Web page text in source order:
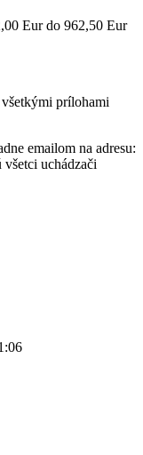
Eur do 962,50 Eur
prílohami
emailom na adresu:
všetci uchádzači